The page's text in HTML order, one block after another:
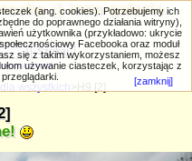
;) inna galeria
wszystkich >H9 [2]
(ang. cookies). Potrzebujemy ich
do poprawnego działania witryny),
użytkownika (przykładowo: ukrycie
Facebooka oraz moduł
się z takim wykorzystaniem, możesz
używanie ciasteczek, korzystając z
[zamknij]